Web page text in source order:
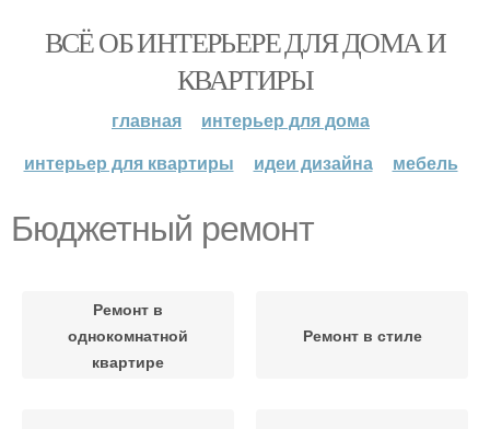
ВСЁ ОБ ИНТЕРЬЕРЕ ДЛЯ ДОМА И
КВАРТИРЫ
главная
интерьер для дома
интерьер для квартиры
идеи дизайна мебель
Бюджетный ремонт
Ремонт в
однокомнатной
квартире
Ремонт в стиле